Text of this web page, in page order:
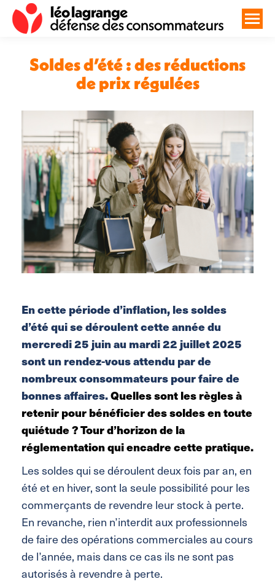
Soldes d’été : des réductions
de prix régulées
En cette période d’inflation, les soldes
d’été qui se déroulent cette année du
mercredi 25 juin au mardi 22 juillet 2025
sont un rendez-vous attendu par de
nombreux consommateurs pour faire de
bonnes affaires.Quelles sont les règles à
retenir pour bénéficier des soldes en toute
quiétude ? Tour d’horizon de la
réglementation qui encadre cette pratique.
Les soldes qui se déroulent deux fois par an, en
été et en hiver, sont la seule possibilité pour les
commerçants de revendre leur stock à perte.
En revanche, rien n’interdit aux professionnels
de faire des opérations commerciales au cours
de l’année, mais dans ce cas ils ne sont pas
autorisés à revendre à perte.